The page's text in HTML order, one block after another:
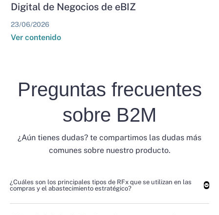
Digital de Negocios de eBIZ
23/06/2026
Ver contenido
Preguntas frecuentes
sobre B2M
¿Aún tienes dudas? te compartimos las dudas más
comunes sobre nuestro producto.
¿Cuáles son los principales tipos de RFx que se utilizan en las
compras y el abastecimiento estratégico?